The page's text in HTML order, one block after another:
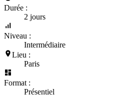
Durée :
2 jours
Niveau :
Intermédiaire
Lieu :
Paris
Format :
Présentiel